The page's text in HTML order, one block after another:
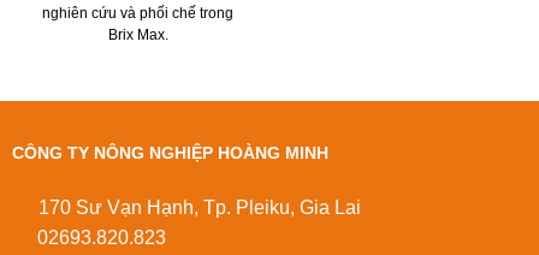
nghiên cứu và phối chế trong
Brix Max.
CÔNG TY NÔNG NGHIỆP HOÀNG MINH
170 Sư Vạn Hạnh, Tp. Pleiku, Gia Lai
02693.820.823